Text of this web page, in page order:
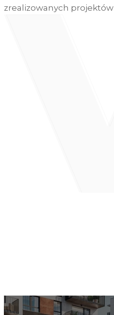
zrealizowanych projektów